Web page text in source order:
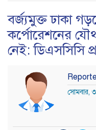
বর্জ্যমুক্ত ঢাকা
কর্পোরেশনের
নেই: ডিএসসিসি
সোমবার,